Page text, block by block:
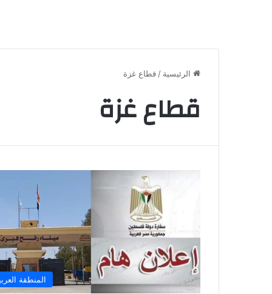
الرئيسية / قطاع غزة
قطاع غزة
المنطقة